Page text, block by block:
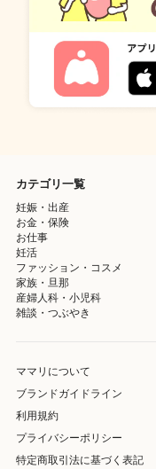
カテゴリ一覧
妊娠・出産
お金・保険
お仕事
妊活
ファッション・コスメ
家族・旦那
産婦人科・小児科
雑談・つぶやき
ママリについて
ブランドガイドライン
利用規約
プライバシーポリシー
特定商取引法に基づく表記